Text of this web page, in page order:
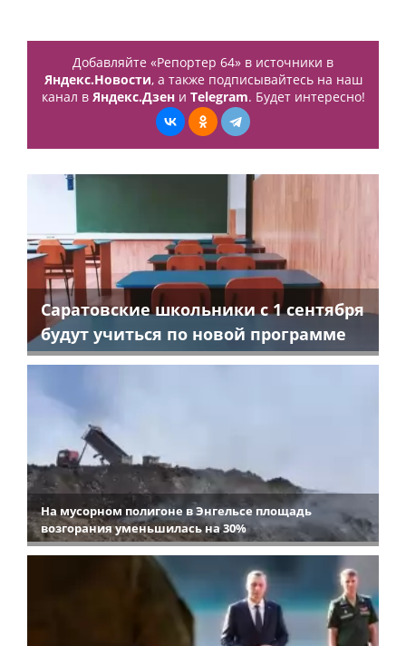
Добавляйте «Репортер 64» в источники в
Яндекс.Новости, а также подписывайтесь на наш
канал в Яндекс.Дзени Telegram. Будет интересно!
Саратовские школьники с 1 сентября
будут учиться по новой программе
На мусорном полигоне в Энгельсе площадь
возгорания уменьшилась на 30%